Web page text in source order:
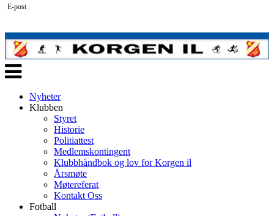
Veksle
navigasjon
Nyheter
Klubben
Styret
Historie
Politiattest
Medlemskontingent
Klubbhåndbok og lov for Korgen il
Årsmøte
Møtereferat
Kontakt Oss
Fotball
E-post